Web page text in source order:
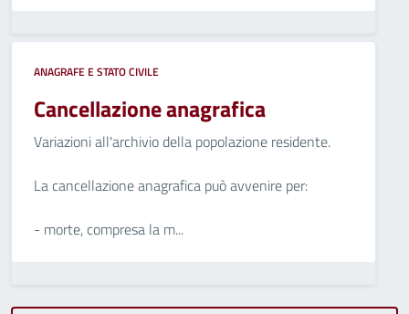
ANAGRAFE E STATO CIVILE
Cancellazione anagrafica
Variazioni all'archivio della popolazione residente.
La cancellazione anagrafica può avvenire per:
- morte, compresa la m...